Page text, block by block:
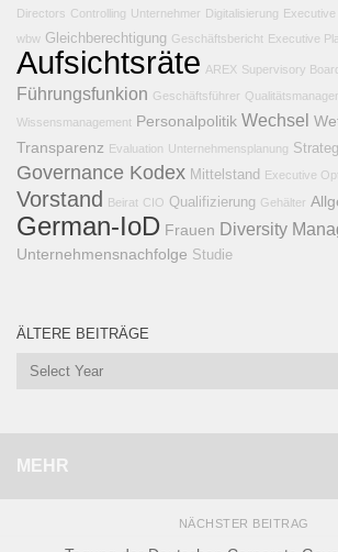
Directors Controlling Unternehmer Digitalisierung
wbw Gleichberechtigung Geschäftsbericht Executive
Aufsichtsräte AREX Supervisory
Führungsfunkion Geschäftsführer
Wissensmanagement Personalpolitik Wechsel
Transparenz Evaluation Unternehmensplanung
Governance Kodex Mittelstand Executive
Vorstand Beirat CIO Qualifizierung Gehälter
German-IoD Frauen Diversity
Unternehmensnachfolge Studie
ÄLTERE BEITRÄGE
MEHR
NÄCHSTER BEITRAG